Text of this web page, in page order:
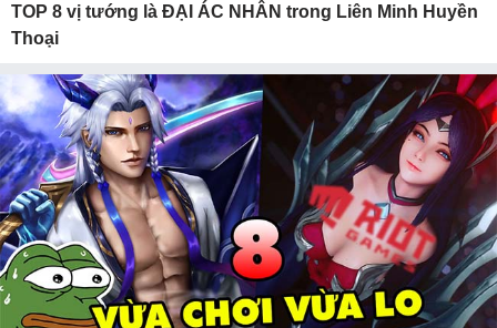
TOP 8 vị tướng là ĐẠI ÁC NHÂN trong Liên Minh Huyền
Thoại